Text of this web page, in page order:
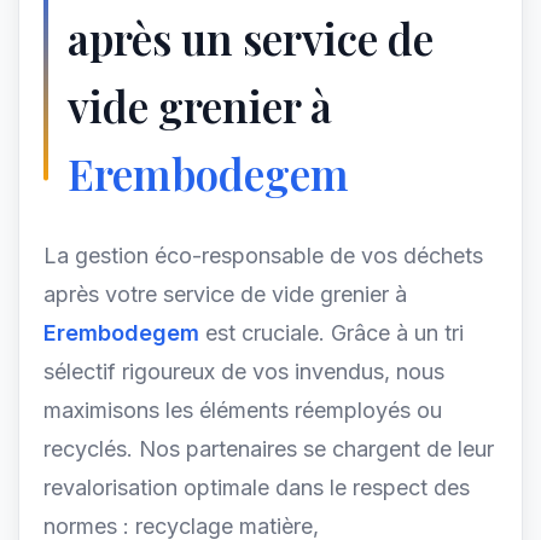
après un service de
vide grenier à
Erembodegem
La gestion éco-responsable de vos déchets
après votre service de vide grenier à
Erembodegem est cruciale. Grâce à un tri
sélectif rigoureux de vos invendus, nous
maximisons les éléments réemployés ou
recyclés. Nos partenaires se chargent de leur
revalorisation optimale dans le respect des
normes : recyclage matière,